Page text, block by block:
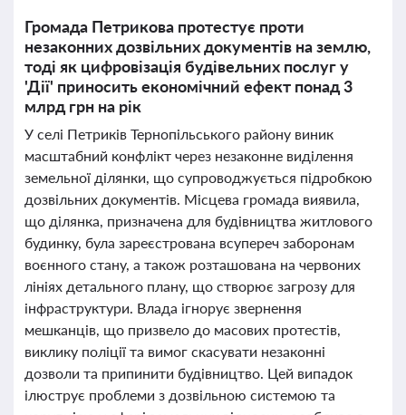
Громада Петрикова протестує проти
незаконних дозвільних документів на землю,
тоді як цифровізація будівельних послуг у
'Дії' приносить економічний ефект понад 3
млрд грн на рік
У селі Петриків Тернопільського району виник
масштабний конфлікт через незаконне виділення
земельної ділянки, що супроводжується підробкою
дозвільних документів. Місцева громада виявила,
що ділянка, призначена для будівництва житлового
будинку, була зареєстрована всупереч заборонам
воєнного стану, а також розташована на червоних
лініях детального плану, що створює загрозу для
інфраструктури. Влада ігнорує звернення
мешканців, що призвело до масових протестів,
виклику поліції та вимог скасувати незаконні
дозволи та припинити будівництво. Цей випадок
ілюструє проблеми з дозвільною системою та